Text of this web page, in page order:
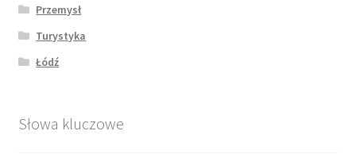
Przemysł
Turystyka
Łódź
Słowa kluczowe